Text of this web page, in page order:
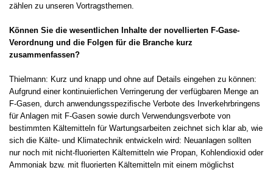
zählen zu unseren Vortragsthemen.
Können Sie die wesentlichen Inhalte der novellierten F-Gase-
Verordnung und die Folgen für die Branche kurz
zusammenfassen?
Thielmann: Kurz und knapp und ohne auf Details eingehen zu können:
Aufgrund einer kontinuierlichen Verringerung der verfügbaren Menge an
F-Gasen, durch anwendungsspezifische Verbote des Inverkehrbringens
für Anlagen mit F-Gasen sowie durch Verwendungsverbote von
bestimmten Kältemitteln für Wartungsarbeiten zeichnet sich klar ab, wie
sich die Kälte- und Klimatechnik entwickeln wird: Neuanlagen sollten
nur noch mit nicht-fluorierten Kältemitteln wie Propan, Kohlendioxid oder
Ammoniak bzw. mit fluorierten Kältemitteln mit einem möglichst